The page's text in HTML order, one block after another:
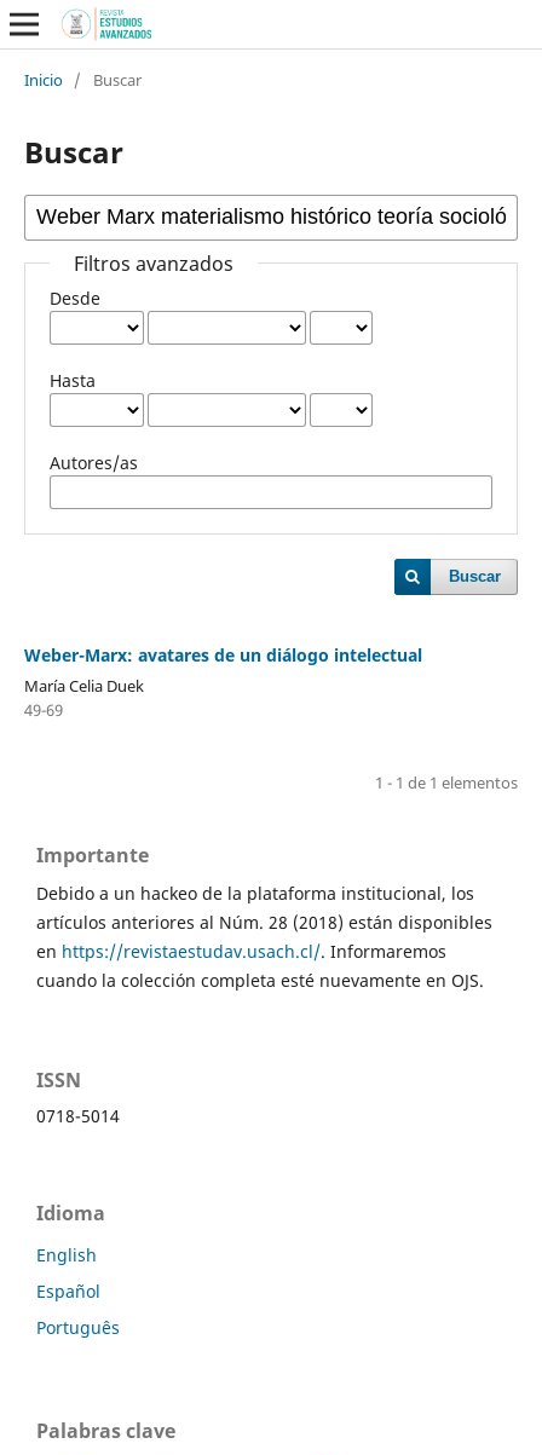
Inicio / Buscar
Buscar
Filtros avanzados
Desde
Hasta
Autores/as
Buscar
Weber-Marx: avatares de un diálogo intelectual
María Celia Duek
49-69
1 - 1 de 1 elementos
Importante
Debido a un hackeo de la plataforma institucional, los
artículos anteriores al Núm. 28 (2018) están disponibles
en https://revistaestudav.usach.cl/. Informaremos
cuando la colección completa esté nuevamente en OJS.
ISSN
0718-5014
Idioma
English
Español
Português
Palabras clave